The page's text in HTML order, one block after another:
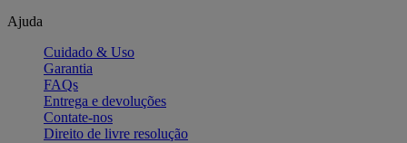
Ajuda
Cuidado & Uso
Garantia
FAQs
Entrega e devoluções
Contate-nos
Direito de livre resolução